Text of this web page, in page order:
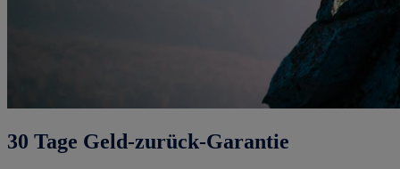
30 Tage Geld-zurück-Garantie